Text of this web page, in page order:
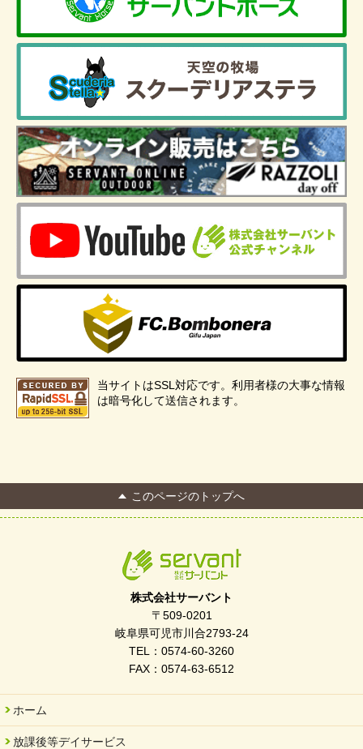
当サイトはSSL対応です。利用者様の大事な情報
は暗号化して送信されます。
このページのトップへ
株式会社サーバント
〒509-0201
岐阜県可児市川合2793-24
TEL：0574-60-3260
FAX：0574-63-6512
ホーム
放課後等デイサービス